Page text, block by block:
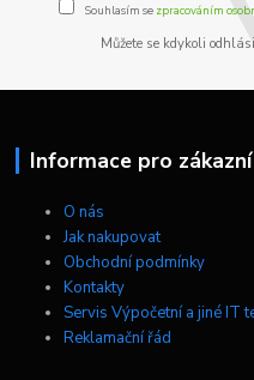
Souhlasím se zpracováním
Můžete se kdykoli
Informace pro
O nás
Jak nakupovat
Obchodní podmínky
Kontakty
Servis Výpočetní a jiné IT
Reklamační řád